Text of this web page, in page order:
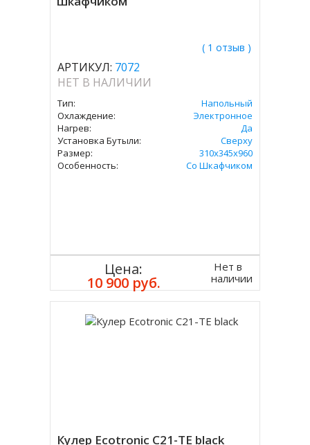
( 1 отзыв )
АРТИКУЛ: 7072
НЕТ В НАЛИЧИИ
Тип:
Напольный
Охлаждение:
Электронное
Нагрев:
Да
Установка Бутыли:
Сверху
Размер:
310x345х960
Особенность:
Со Шкафчиком
Цена:
10 900 руб.
Нет в
наличии
Кулер Ecotronic C21-TE black